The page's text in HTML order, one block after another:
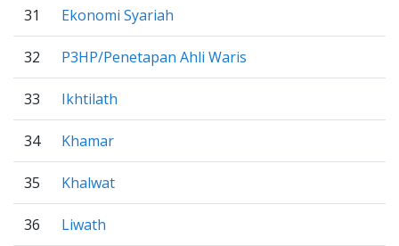
31 Ekonomi Syariah
32 P3HP/Penetapan Ahli Waris
33 Ikhtilath
34 Khamar
35 Khalwat
36 Liwath